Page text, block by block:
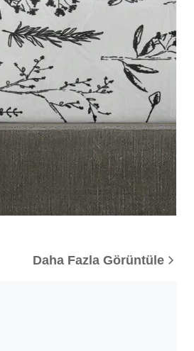
Daha Fazla Görüntüle